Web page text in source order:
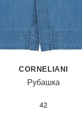
CORNELIANI
Рубашка
42